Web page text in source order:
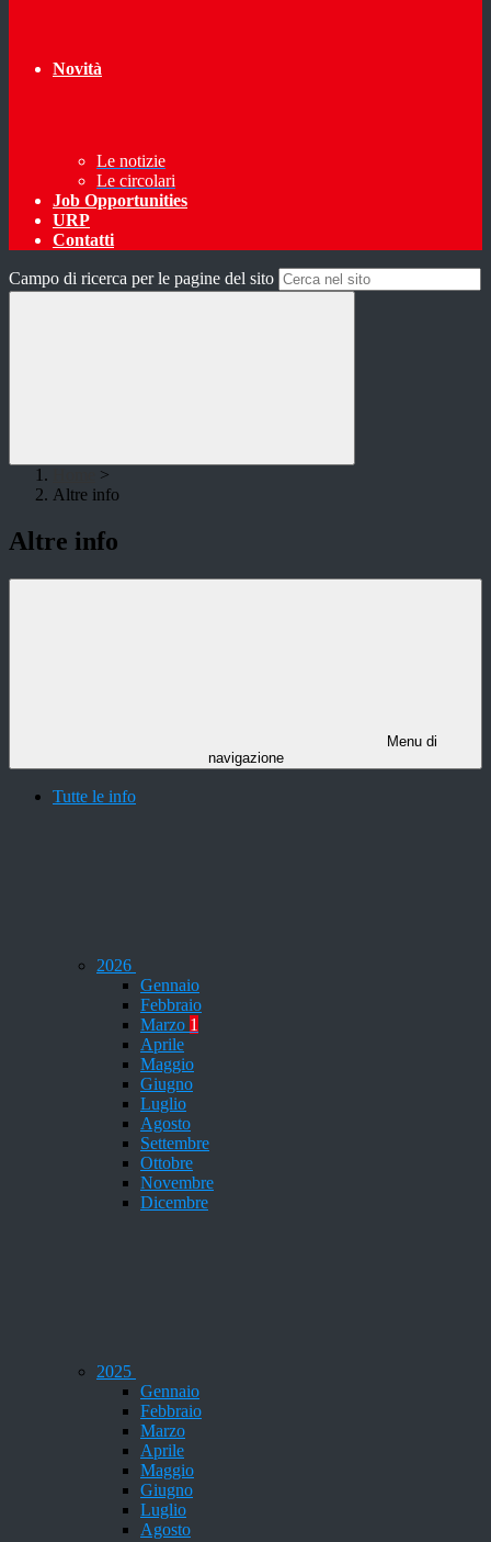
Novità
Le notizie
Le circolari
Job Opportunities
URP
Contatti
Campo di ricerca per le pagine del sito
>
Altre info
Altre info
Menu di
navigazione
Tutte le info
2026
Gennaio
Febbraio
Marzo 1
Aprile
Maggio
Giugno
Luglio
Agosto
Settembre
Ottobre
Novembre
Dicembre
2025
Gennaio
Febbraio
Marzo
Aprile
Maggio
Giugno
Luglio
Agosto